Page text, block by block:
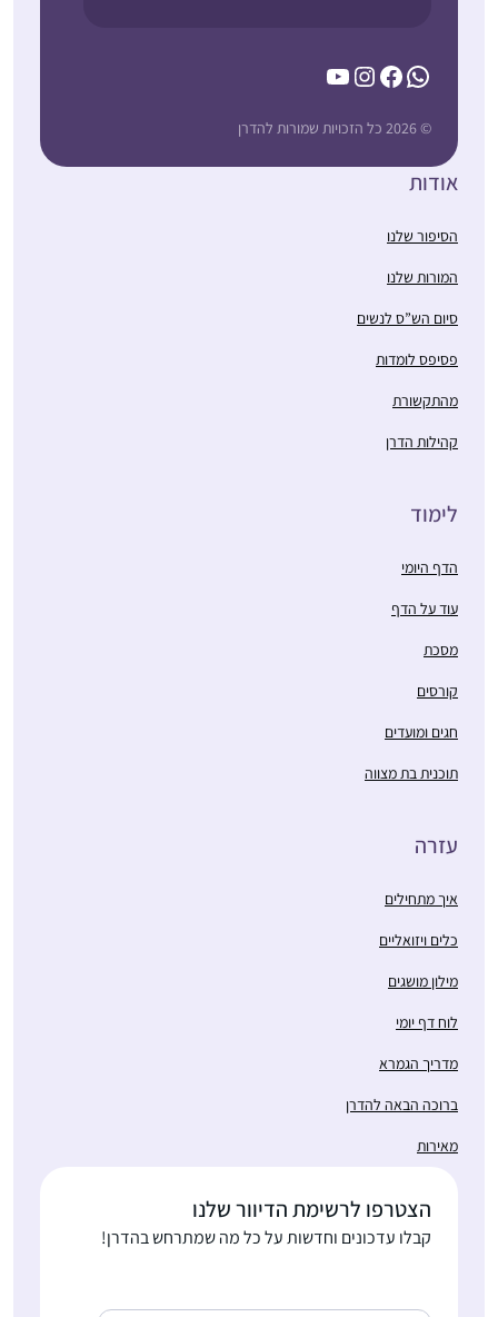
WhatsApp
Facebook
Instagram
YouTube
© 2026 כל הזכויות שמורות להדרן
אודות
הסיפור שלנו
המורות שלנו
סיום הש”ס לנשים
פסיפס לומדות
מהתקשורת
קהילות הדרן
לימוד
הדף היומי
עוד על הדף
מסכת
קורסים
חגים ומועדים
תוכנית בת מצווה
עזרה
איך מתחילים
כלים ויזואליים
מילון מושגים
לוח דף יומי
מדריך הגמרא
ברוכה הבאה להדרן
מאירות
הצטרפו לרשימת הדיוור שלנו
קבלו עדכונים וחדשות על כל מה שמתרחש בהדרן!